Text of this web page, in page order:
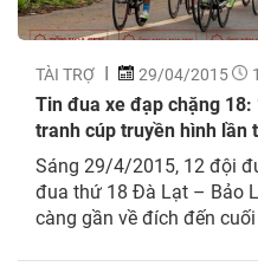
TÀI TRỢ 29/04/2015
Tin đua xe đạp chặng
tranh cúp truyền hình lần
Sáng 29/4/2015, 12 đội
đua thứ 18 Đà Lạt – Bảo
càng gần về đích đến